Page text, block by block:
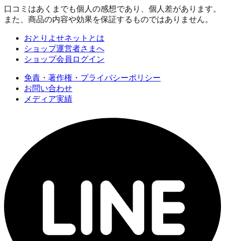
口コミはあくまでも個人の感想であり、個人差があります。
また、商品の内容や効果を保証するものではありません。
おとりよせネットとは
ショップ運営者さまへ
ショップ会員ログイン
免責・著作権・プライバシーポリシー
お問い合わせ
メディア実績